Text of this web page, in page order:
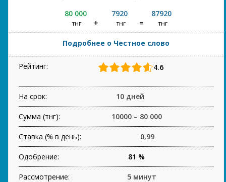
80 000
тнг
7920
тнг
87920
тнг
Подробнее о Честное слово
Рейтинг: 4.6
На срок: 10 дней
Сумма (тнг): 10000 – 80 000
Ставка (% в день): 0,99
Одобрение: 81 %
Рассмотрение: 5 минут